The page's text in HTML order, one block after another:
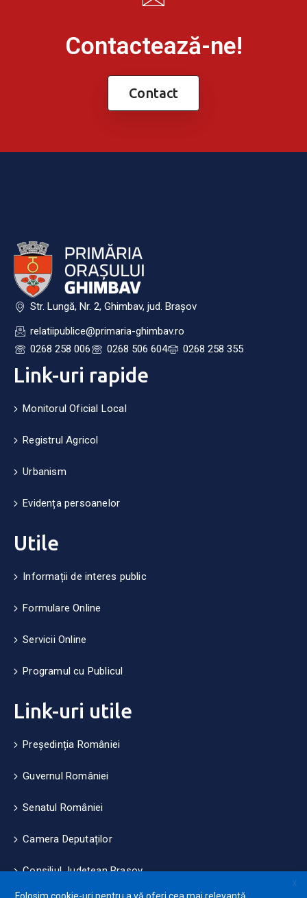
Contactează-ne!
Contact
Str. Lungă, Nr. 2, Ghimbav, jud. Brașov
relatiipublice@primaria-ghimbav.ro
0268 258 006
0268 506 604 0268 258 355
Link-uri rapide
Monitorul Oficial Local
Registrul Agricol
Urbanism
Evidența persoanelor
Utile
Informații de interes public
Formulare Online
Servicii Online
Programul cu Publicul
Link-uri utile
Președinția României
Guvernul României
Senatul României
Camera Deputaților
Consiliul Județean Brașov
X